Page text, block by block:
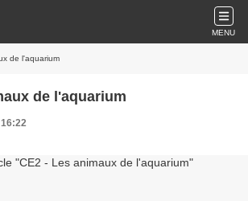
MENU
de l'aquarium
de l'aquarium